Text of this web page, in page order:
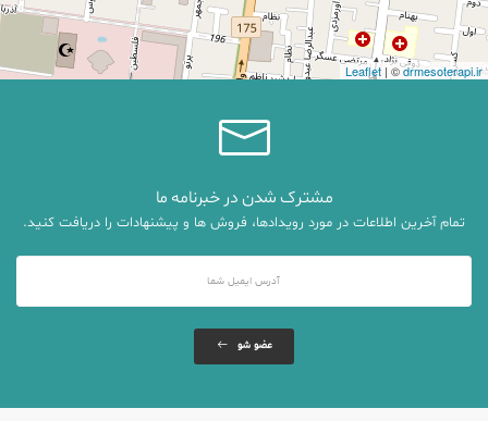
Leaflet | ©drmesoterapi.ir
مشترک شدن در خبرنامه ما
تمام آخرین اطلاعات در مورد رویدادها، فروش ها و پیشنهادات را دریافت کنید.
عضو شو